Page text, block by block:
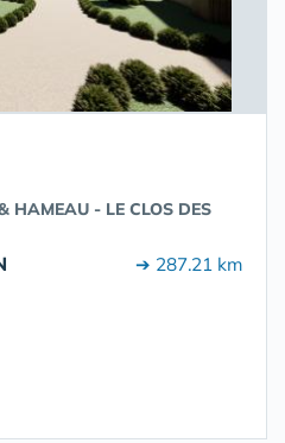
HAMEAU - LE CLOS DES
➔ 287.21 km